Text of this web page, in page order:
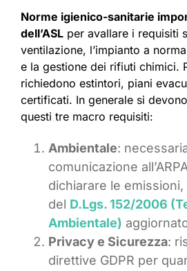
Norme igienico-sanitarie
dell’ASL per avallare i requisiti
ventilazione, l’impianto a
e la gestione dei rifiuti chimici.
richiedono estintori, piani
certificati. In generale si
questi tre macro requisiti:
Ambientale:
comunicazione
dichiarare le
del D.Lgs. 152/2006
Ambientale)
Privacy e Sicurezza:
direttive GDPR per